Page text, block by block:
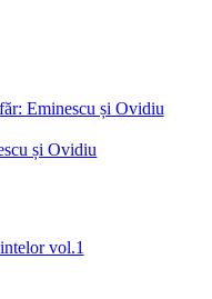
și Ovidiu